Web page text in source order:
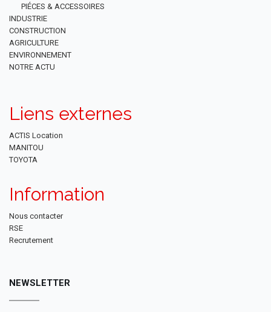
PIÉCES & ACCESSOIRES
INDUSTRIE
CONSTRUCTION
AGRICULTURE
ENVIRONNEMENT
NOTRE ACTU
Liens externes
ACTIS Location
MANITOU
TOYOTA
Information
Nous contacter
RSE
Recrutement
NEWSLETTER